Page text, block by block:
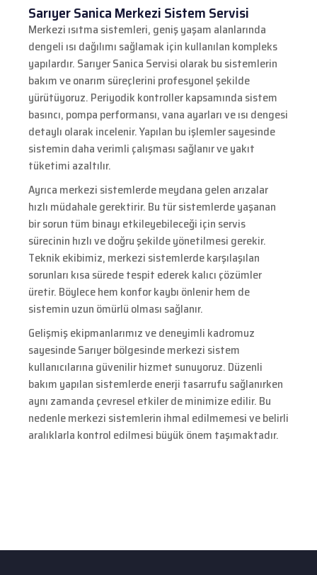
Sarıyer Sanica Merkezi Sistem Servisi
Merkezi ısıtma sistemleri, geniş yaşam alanlarında
dengeli ısı dağılımı sağlamak için kullanılan kompleks
yapılardır. Sarıyer Sanica Servisi olarak bu sistemlerin
bakım ve onarım süreçlerini profesyonel şekilde
yürütüyoruz. Periyodik kontroller kapsamında sistem
basıncı, pompa performansı, vana ayarları ve ısı dengesi
detaylı olarak incelenir. Yapılan bu işlemler sayesinde
sistemin daha verimli çalışması sağlanır ve yakıt
tüketimi azaltılır.
Ayrıca merkezi sistemlerde meydana gelen arızalar
hızlı müdahale gerektirir. Bu tür sistemlerde yaşanan
bir sorun tüm binayı etkileyebileceği için servis
sürecinin hızlı ve doğru şekilde yönetilmesi gerekir.
Teknik ekibimiz, merkezi sistemlerde karşılaşılan
sorunları kısa sürede tespit ederek kalıcı çözümler
üretir. Böylece hem konfor kaybı önlenir hem de
sistemin uzun ömürlü olması sağlanır.
Gelişmiş ekipmanlarımız ve deneyimli kadromuz
sayesinde Sarıyer bölgesinde merkezi sistem
kullanıcılarına güvenilir hizmet sunuyoruz. Düzenli
bakım yapılan sistemlerde enerji tasarrufu sağlanırken
aynı zamanda çevresel etkiler de minimize edilir. Bu
nedenle merkezi sistemlerin ihmal edilmemesi ve belirli
aralıklarla kontrol edilmesi büyük önem taşımaktadır.